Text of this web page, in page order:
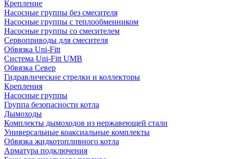
Крепление
Насосные группы без смесителя
Насосные группы с теплообменником
Насосные группы со смесителем
Сервоприводы для смесителя
Обвязка Uni-Fitt
Система Uni-Fitt UMB
Обвязка Север
Гидравлические стрелки и коллекторы
Крепления
Насосные группы
Группа безопасности котла
Дымоходы
Комплекты дымоходов из нержавеющей стали
Универсальные коаксиальные комплекты
Обвязка жидкотопливного котла
Арматура подключения